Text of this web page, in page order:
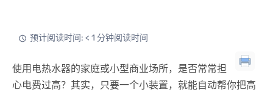
预计阅读时间: < 1 分钟阅读时间
使用电热水器的家庭或小型商业场所，是否常常担
心电费过高？其实，只要一个小装置，就能自动帮你把高